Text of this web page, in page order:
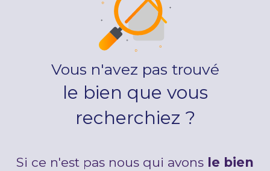
Vous n'avez pas trouvé
le bien que vous
recherchiez ?
Si ce n'est pas nous qui avons le bien